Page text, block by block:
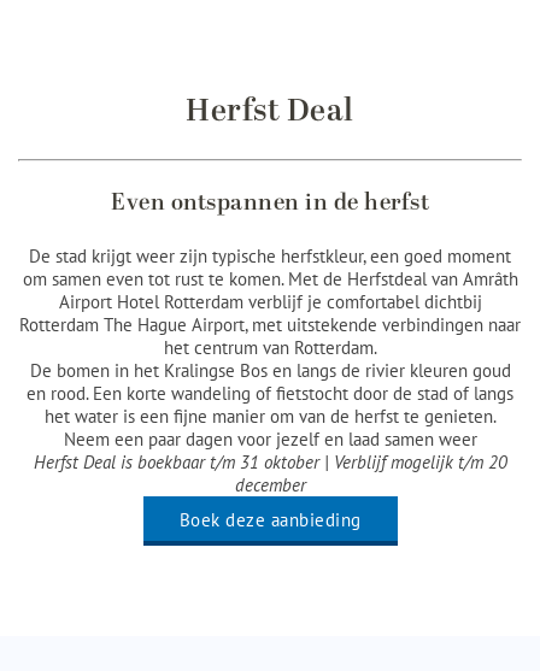
Herfst Deal
Even ontspannen in de herfst
De stad krijgt weer zijn typische herfstkleur, een goed moment
om samen even tot rust te komen. Met de Herfstdeal van Amrâth
Airport Hotel Rotterdam verblijf je comfortabel dichtbij
Rotterdam The Hague Airport, met uitstekende verbindingen naar
het centrum van Rotterdam.
De bomen in het Kralingse Bos en langs de rivier kleuren goud
en rood. Een korte wandeling of fietstocht door de stad of langs
het water is een fijne manier om van de herfst te genieten.
Neem een paar dagen voor jezelf en laad samen weer
Herfst Deal is boekbaar t/m 31 oktober | Verblijf mogelijk t/m 20
december
Boek deze aanbieding